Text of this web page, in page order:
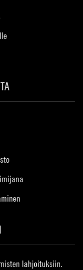
lahjoituksiin.